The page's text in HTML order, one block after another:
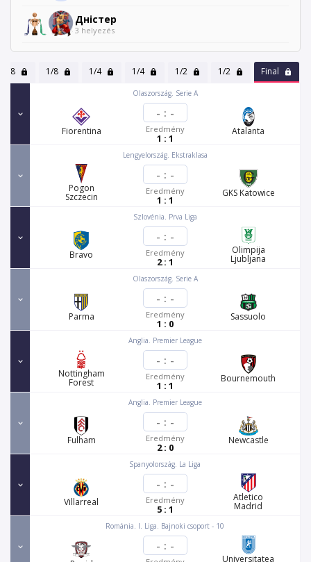
Дністер
3 helyezés
1/8 1/8 1/4 1/4 1/2 1/2 Final
Olaszország. Serie A
Fiorentina
- : -
Eredmény
1 : 1
Atalanta
Lengyelország. Ekstraklasa
Pogon
Szczecin
- : -
Eredmény
1 : 1
GKS Katowice
Szlovénia. Prva Liga
Bravo
- : -
Eredmény
2 : 1
Olimpija
Ljubljana
Olaszország. Serie A
Parma
- : -
Eredmény
1 : 0
Sassuolo
Anglia. Premier League
Nottingham
Forest
- : -
Eredmény
1 : 1
Bournemouth
Anglia. Premier League
Fulham
- : -
Eredmény
2 : 0
Newcastle
Spanyolország. La Liga
Villarreal
- : -
Eredmény
5 : 1
Atletico
Madrid
Románia. I. Liga. Bajnoki csoport - 10
- : -
Universitatea